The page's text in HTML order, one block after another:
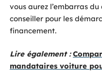
vous aurez l’embarras
conseiller pour les
financement.
Lire également :
mandataires voiture